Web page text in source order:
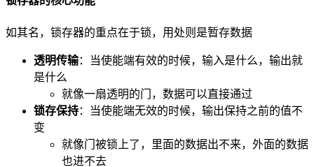
如其名，锁存器的重点在于锁，用处则是暂存数据
透明传输：当使能端有效的时候，输入是什么，输出就
是什么
就像一扇透明的门，数据可以直接通过
锁存保持：当使能端无效的时候，输出保持之前的值不
变
就像门被锁上了，里面的数据出不来，外面的数据
也进不去